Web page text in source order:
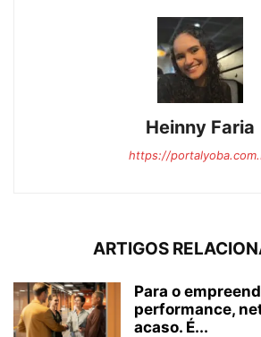
Heinny Faria
https://
ARTIGOS
Para o
performance,
acaso. É...